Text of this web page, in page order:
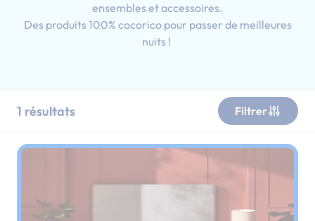
ensembles et accessoires.
Des produits 100% cocorico pour passer de meilleures
nuits !
1 résultats Filtrer